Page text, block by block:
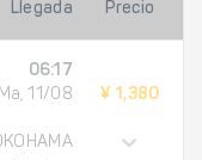
Llegada Precio
06:17
Ma, 11/08
¥ 1,380